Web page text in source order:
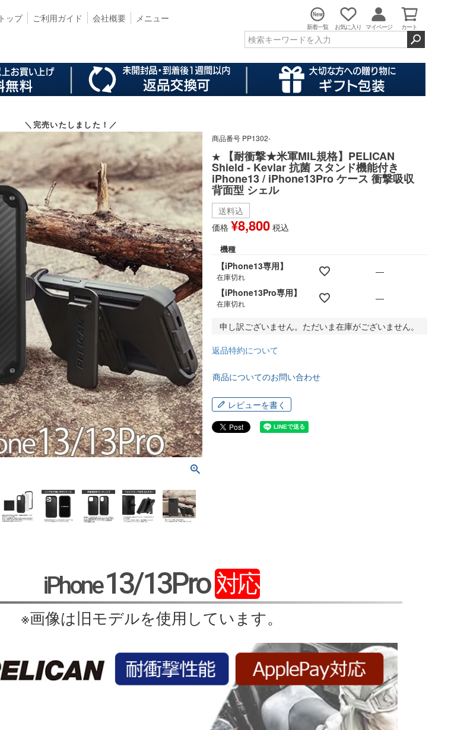
トップ ご利用ガイド 会社概要 メニュー
新着一覧 お気に入り マイページ カート
＼完売いたしました！／
商品番号 PP1302-
★ 【耐衝撃★米軍MIL規格】PELICAN
Shield - Kevlar 抗菌 スタンド機能付き
iPhone13 / iPhone13Pro ケース 衝撃吸収
背面型 シェル
送料込
価格 ¥8,800 税込
機種
【iPhone13専用】
在庫切れ
—
【iPhone13Pro専用】
在庫切れ —
申し訳ございません。ただいま在庫がございません。
返品特約について
商品についてのお問い合わせ
レビューを書く
iPhone13/13Pro 対応
※画像は旧モデルを使用しています。